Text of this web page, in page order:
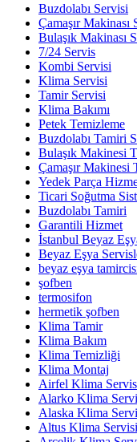
Buzdolabı Servisi
Çamaşır Makinası
Bulaşık Makinası
7/24 Servis
Kombi Servisi
Klima Servisi
Tamir Servisi
Klima Bakımı
Petek Temizleme
Buzdolabı Tamiri
Bulaşık Makinesi
Çamaşır Makinesi
Yedek Parça
Ticari Soğutma
Buzdolabı Tamiri
Garantili Hizmet
İstanbul Beyaz
Beyaz Eşya
beyaz eşya
şofben
termosifon
hermetik şofben
Klima Tamir
Klima Bakım
Klima Temizliği
Klima Montaj
Airfel Klima
Alarko Klima
Alaska Klima
Altus Klima Servisi